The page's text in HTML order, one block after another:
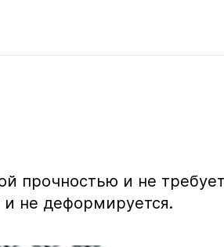
прочностью и не
не деформируется.